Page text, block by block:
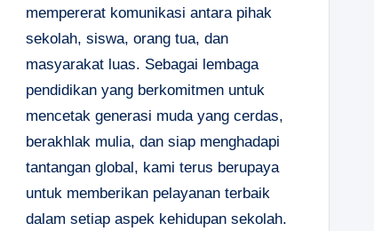
mempererat komunikasi antara pihak
sekolah, siswa, orang tua, dan
masyarakat luas. Sebagai lembaga
pendidikan yang berkomitmen untuk
mencetak generasi muda yang cerdas,
berakhlak mulia, dan siap menghadapi
tantangan global, kami terus berupaya
untuk memberikan pelayanan terbaik
dalam setiap aspek kehidupan sekolah.